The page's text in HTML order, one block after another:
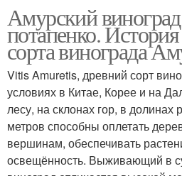
Амурский
потапенко.
сорта винограда
Vitis Amuretis, древний сорт
условиях в Китае, Корее и на
лесу, на склонах гор, в
метров способны оплетать
вершинам, обеспечивать
освещённость. Выживающий в